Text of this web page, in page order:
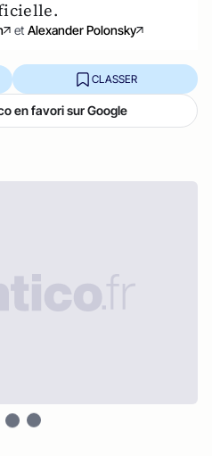
et Alexander Polonsky
CLASSER
en favori sur Google